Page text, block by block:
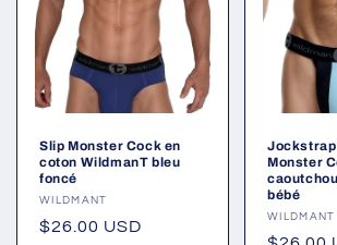
Slip Monster Cock en
coton WildmanT bleu
foncé
Fournisseur :
WILDMANT
Prix
$26.00 USD
Jockstrap
Monster
bébé
WILDMANT